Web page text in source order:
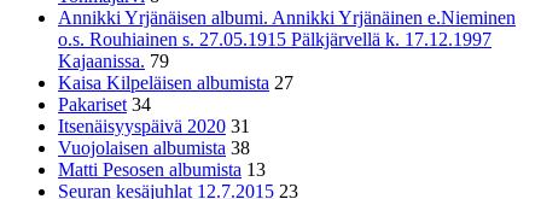
Annikki Yrjänäisen albumi. Annikki Yrjänäinen e.Nieminen
o.s. Rouhiainen s. 27.05.1915 Pälkjärvellä k. 17.12.1997
Kajaanissa. 79
Kaisa Kilpeläisen albumista 27
Pakariset 34
Itsenäisyyspäivä 2020 31
Vuojolaisen albumista 38
Matti Pesosen albumista 13
Seuran kesäjuhlat 12.7.2015 23